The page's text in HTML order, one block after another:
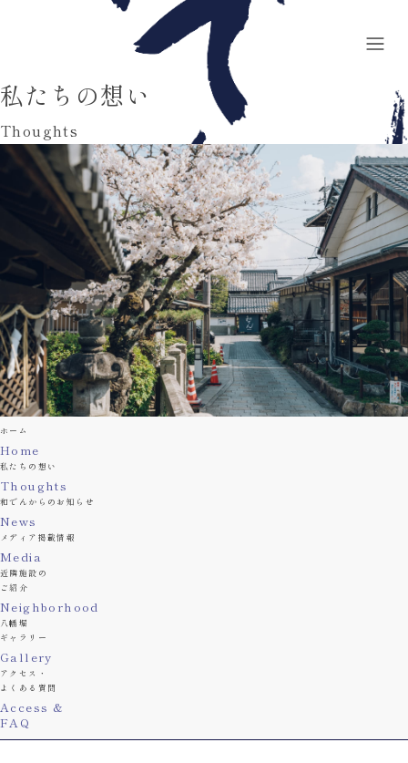
私たちの想い
Thoughts
ホーム
Home
私たちの想い
Thoughts
和でんからのお知らせ
News
メディア掲載情報
Media
近隣施設の
ご紹介
Neighborhood
八幡堀
ギャラリー
Gallery
アクセス・
よくある質問
Access &
FAQ